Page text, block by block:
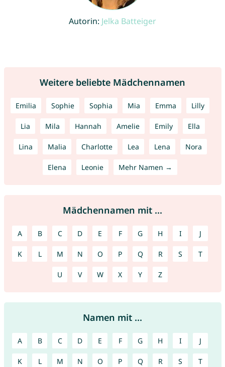
Autorin: Jelka Batteiger
Weitere beliebte Mädchennamen
Emilia Sophie Sophia Mia Emma Lilly
Lia Mila Hannah Amelie Emily Ella
Lina Malia Charlotte Lea Lena Nora
Elena Leonie Mehr Namen →
Mädchennamen mit ...
A B C D E F G H I J
K L M N O P Q R S T
U V W X Y Z
Namen mit ...
A B C D E F G H I J
K L M N O P Q R S T